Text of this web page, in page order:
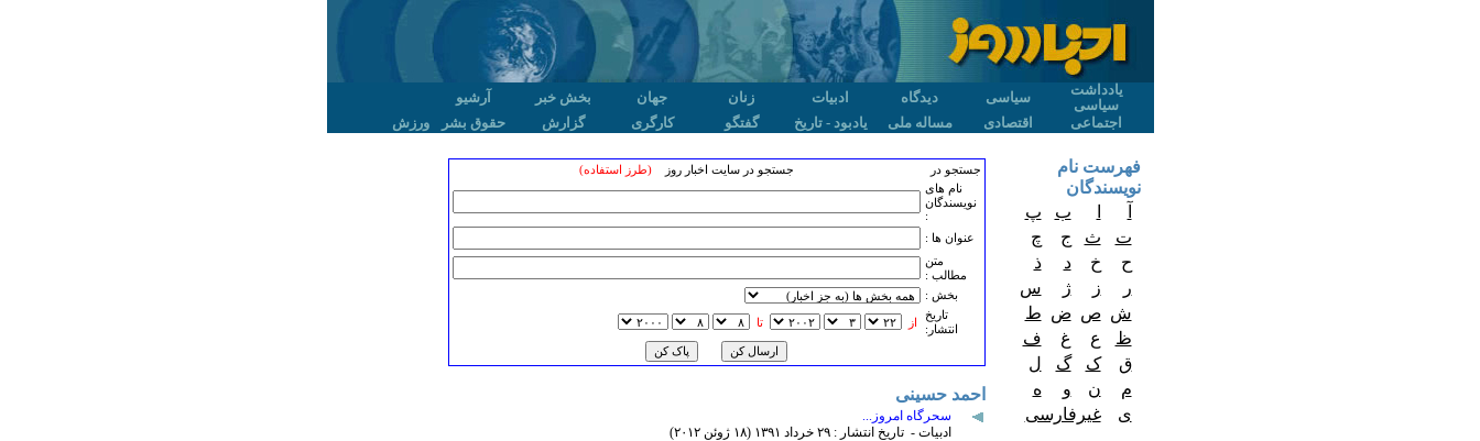
یادداشت
سیاسی
سیاسی دیدگاه ادبیات زنان جهان بخش خبر
آرشیو
اجتماعی
اقتصادی مساله ملی یادبود - تاریخ گفتگو کارگری گزارش حقوق بشر ورزش
جستجو در جستجو در سایت اخبار روز(طرز استفاده)
نام های
نویسندگان
:
عنوان ها :
متن
مطالب :
بخش :
تاريخ
انتشار:
از تا
احمد حسینی
سحرگاه امروز...
ادبیات - تاریخ انتشار : ۲۹ خرداد ۱٣۹۱ (۱٨ ژوئن ۲۰۱۲)
فهرست نام
نویسندگان
ب
پ
ت
ث ج
چ
ح
خ د
ذ
ر
ز ژ
س
ش ص ض ط
ظ
ع غ
ف
ق
ک گ
ل
م
ن و
ه
ی
غیرفارسی